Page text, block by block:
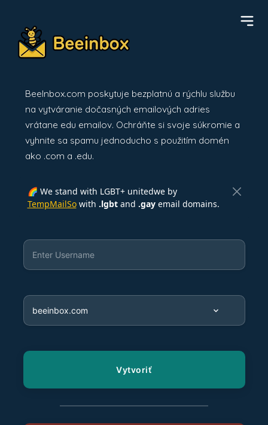
BeeInbox.com poskytuje bezplatnú a rýchlu službu
na vytváranie dočasných emailových adries
vrátane edu emailov. Ochráňte si svoje súkromie a
vyhnite sa spamu jednoducho s použitím domén
ako .com a .edu.
🌈 We stand with LGBT+ unitedwe by
TempMailSowith .lgbtand .gayemail domains.